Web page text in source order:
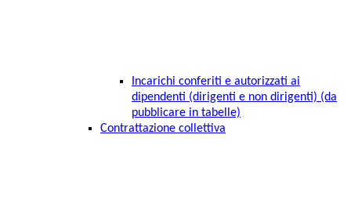
Incarichi conferiti e autorizzati ai
dipendenti (dirigenti e non dirigenti) (da
pubblicare in tabelle)
Contrattazione collettiva